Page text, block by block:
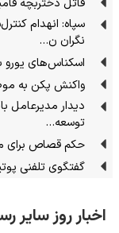
قاتل دختربچه
سپاه: انهدام
نگران ن…
اسکناس‌های یورو
واکنش پکن به
دیدار مدیرعامل
توسعه…
حکم قصاص برای
گفتگوی تلفنی